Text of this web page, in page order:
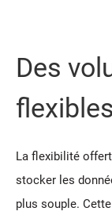
Des
flexibles
La flexibilité
stocker les
plus souple.